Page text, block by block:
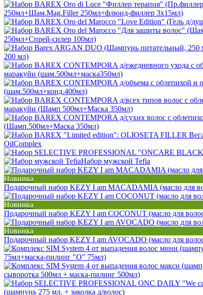
250мл+Шам.Mag.Filler 250мл+флюид-филлер 3х15мл)
250мл+Спрей-силер 100мл)
200 мл)
маракуйи (шам.500мл+маска350мл)
(шам.500мл+конд.400мл)
маракуйи (Шамп 500мл+Маска 350мл)
(Шамп.500мл+Маска 350мл)
OilComplex
Набор мужской Tefia
Новинка
Подарочный набор KEZY I am MACADAMIA (масло для
Новинка
Подарочный набор KEZY I am COCONUT (масло для
Новинка
Подарочный набор KEZY I am AVOCADO (масло для
75мл+маска-пилинг "О" 75мл)
сыворотка 500мл + маска-пилинг 500мл)
(шампунь 275 мл. + заколка д/волос)